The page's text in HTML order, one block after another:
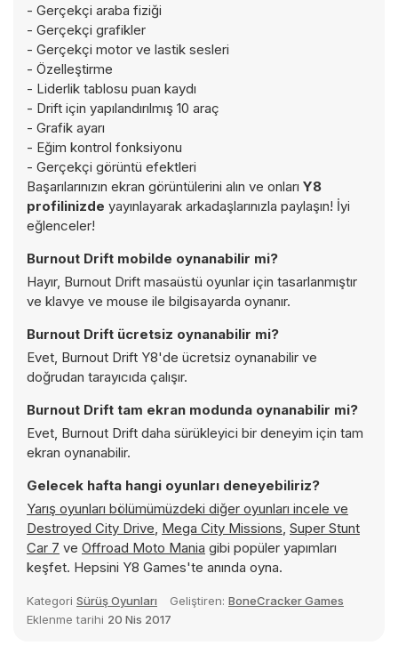
- Gerçekçi araba fiziği
- Gerçekçi grafikler
- Gerçekçi motor ve lastik sesleri
- Özelleştirme
- Liderlik tablosu puan kaydı
- Drift için yapılandırılmış 10 araç
- Grafik ayarı
- Eğim kontrol fonksiyonu
- Gerçekçi görüntü efektleri
Başarılarınızın ekran görüntülerini alın ve onları Y8
profilinizde yayınlayarak arkadaşlarınızla paylaşın! İyi
eğlenceler!
Burnout Drift mobilde oynanabilir mi?
Hayır, Burnout Drift masaüstü oyunlar için tasarlanmıştır
ve klavye ve mouse ile bilgisayarda oynanır.
Burnout Drift ücretsiz oynanabilir mi?
Evet, Burnout Drift Y8'de ücretsiz oynanabilir ve
doğrudan tarayıcıda çalışır.
Burnout Drift tam ekran modunda oynanabilir mi?
Evet, Burnout Drift daha sürükleyici bir deneyim için tam
ekran oynanabilir.
Gelecek hafta hangi oyunları deneyebiliriz?
Yarış oyunları bölümümüzdeki diğer oyunları incele ve
Destroyed City Drive, Mega City Missions, Super Stunt
Car 7 ve Offroad Moto Mania gibi popüler yapımları
keşfet. Hepsini Y8 Games'te anında oyna.
Kategori Sürüş Oyunları Geliştiren: BoneCracker Games
Eklenme tarihi 20 Nis 2017